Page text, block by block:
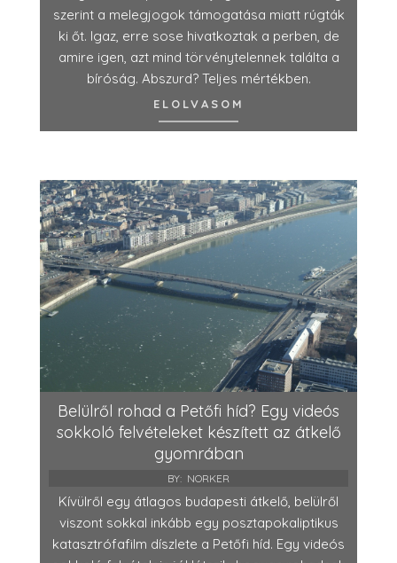
szerint a melegjogok támogatása miatt rúgták
ki őt. Igaz, erre sose hivatkoztak a perben, de
amire igen, azt mind törvénytelennek találta a
bíróság. Abszurd? Teljes mértékben.
ELOLVASOM
Belülről rohad a Petőfi híd? Egy videós
sokkoló felvételeket készített az átkelő
gyomrában
BY: NORKER
Kívülről egy átlagos budapesti átkelő, belülről
viszont sokkal inkább egy posztapokaliptikus
katasztrófafilm díszlete a Petőfi híd. Egy videós